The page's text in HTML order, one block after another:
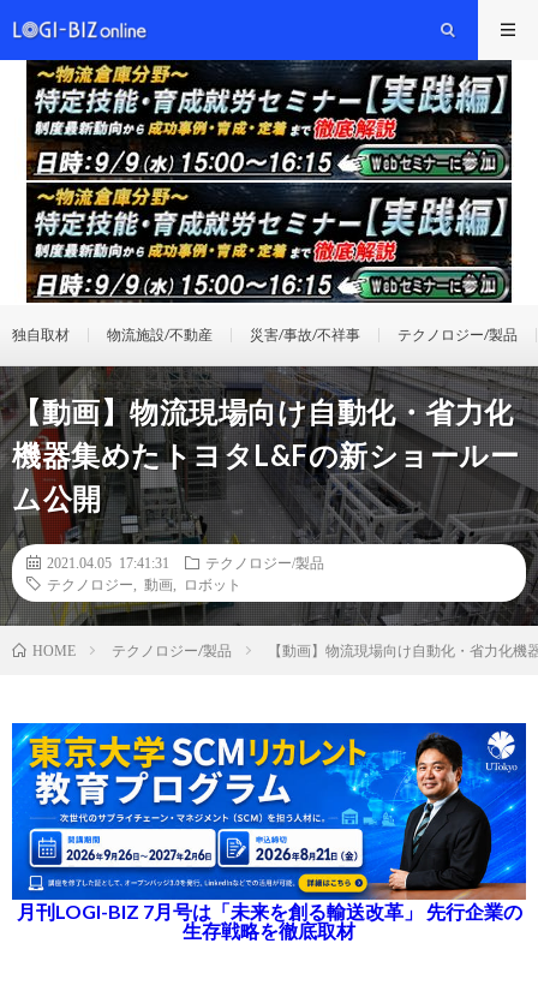
独自取材 物流施設/不動産 災害/事故/不祥事 テクノロジー/製品
【動画】物流現場向け自動化・省力化
機器集めたトヨタL&Fの新ショールー
ム公開
2021.04.05 17:41:31
テクノロジー/製品
テクノロジー
動画 ロボット
HOME テクノロジー/製品 【動画】物流現場向け自動化・省力化
月刊LOGI-BIZ 7月号は「未来を創る輸送改革」 先行企業の
生存戦略を徹底取材